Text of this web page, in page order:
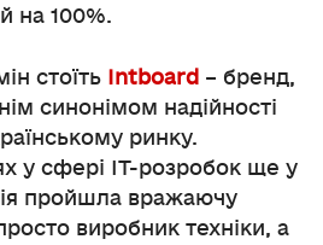
на 100%.
стоїть Intboard – бренд,
синонімом надійності
ринку.
у сфері IT-розробок ще у
пройшла вражаючу
виробник техніки, а